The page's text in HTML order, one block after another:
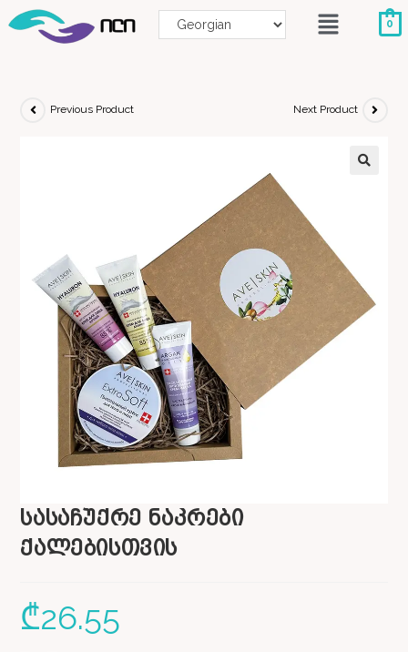
0
Previous Product Next Product
სასაჩუქრე ნაკრები
ქალებისთვის
₾26.55